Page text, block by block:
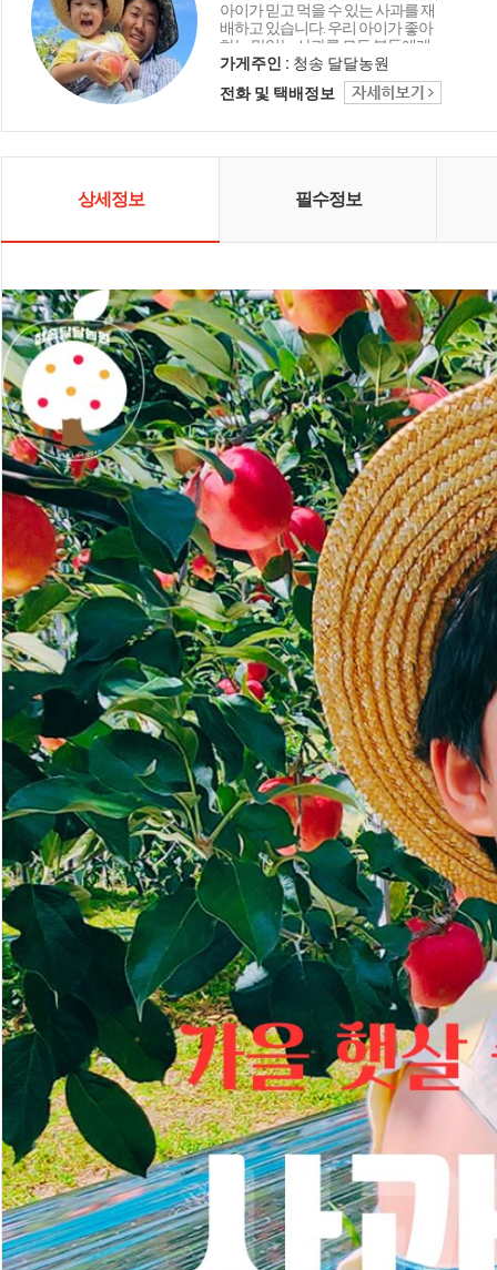
아이가 믿고 먹을 수 있는 사과를 재
배하고 있습니다. 우리 아이가 좋아
하는 맛있는 사과를 모든 분들에게
전해 드리고 싶습니다. 언제나 믿을
수 있는 청송 달달농원에서 건강한
사과 맛보고 가세요^^
가게주인 : 청송 달달농원
전화 및 택배정보
상세정보 필수정보